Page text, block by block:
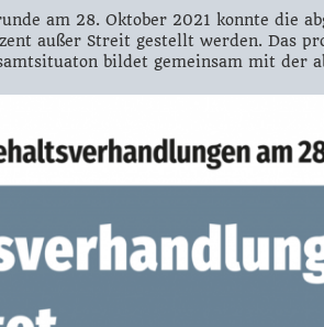
am 28. Oktober 2021 konnte die
außer Streit gestellt werden. Das
bildet gemeinsam mit der